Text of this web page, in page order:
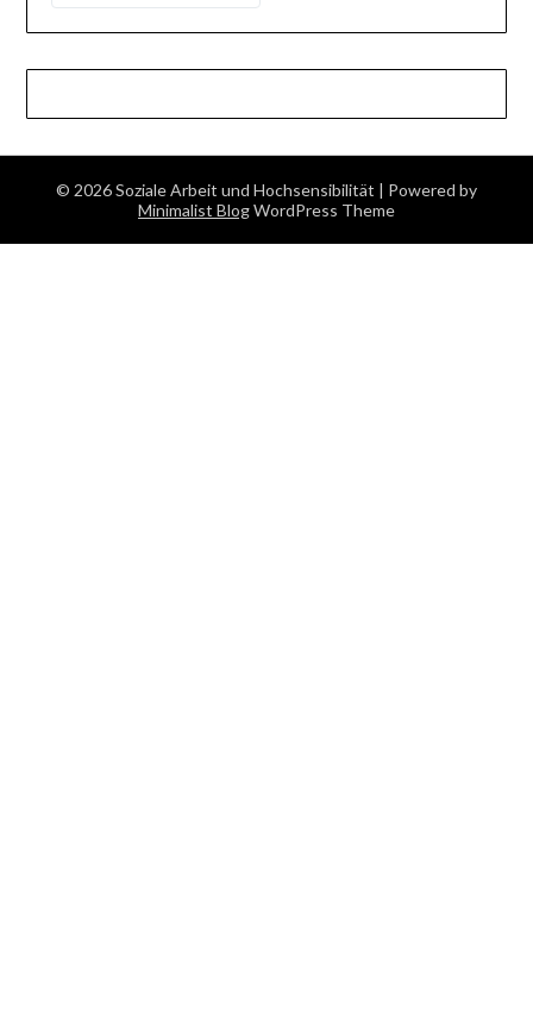
© 2026 Soziale Arbeit und Hochsensibilität | Powered by
Minimalist BlogWordPress Theme